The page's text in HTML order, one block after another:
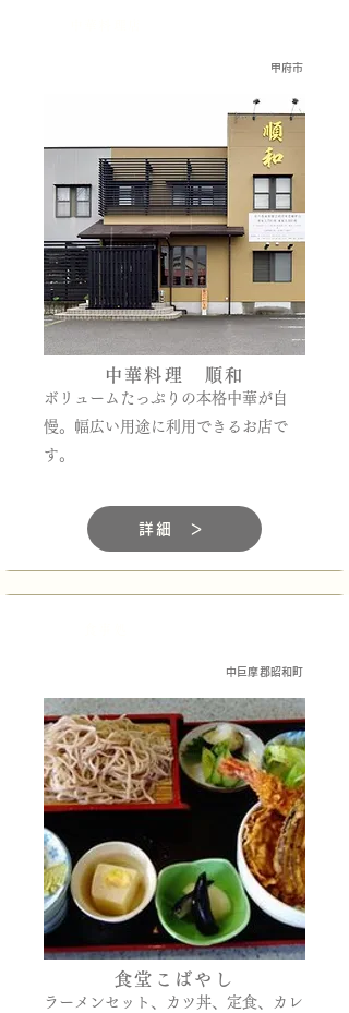
甲府市
中華料理 順和
ボリュームたっぷりの本格中華が自
慢。幅広い用途に利用できるお店で
す。
詳細 ＞
中巨摩郡昭和町
食堂こばやし
ラーメンセット、カツ丼、定食、カレ